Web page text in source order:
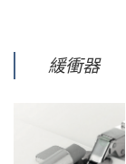
緩衝器